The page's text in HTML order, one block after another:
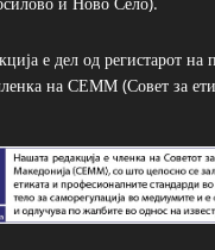
е дел од регистарот на
на СЕММ (Совет за